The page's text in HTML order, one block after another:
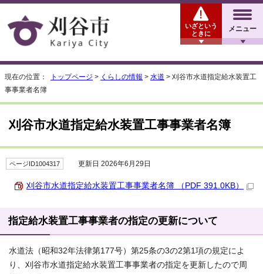
メニュー
いざという
ときに
現在の位置： トップページ > くらしの情報 > 水道 > 刈谷市水道指定給水装置工
事事業者名簿
刈谷市水道指定給水装置工事事業者名簿
ページID1004317 更新日 2026年6月29日
刈谷市水道指定給水装置工事事業者名簿 （PDF 391.0KB）
指定給水装置工事事業者の指定の更新について
水道法（昭和32年法律第177号）第25条の3の2第1項の規定によ
り、刈谷市水道指定給水装置工事事業者の指定を更新したので周